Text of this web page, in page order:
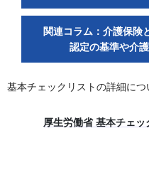
関連コラム：介護保険
認定の基準や介
基本チェックリストの詳細につ
厚生労働省 基本チェ